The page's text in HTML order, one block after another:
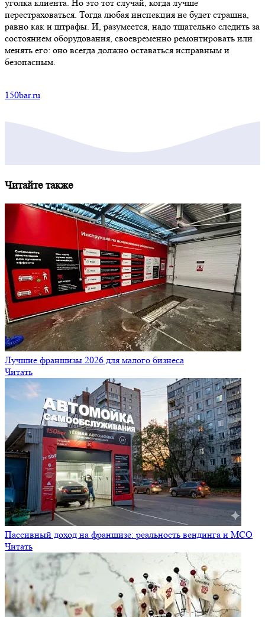
уголка клиента. Но это тот случай, когда лучше
перестраховаться. Тогда любая инспекция не будет страшна,
равно как и штрафы. И, разумеется, надо тщательно следить за
состоянием оборудования, своевременно ремонтировать или
менять его: оно всегда должно оставаться исправным и
безопасным.
150bar.ru
Читайте также
Лучшие франшизы 2026 для малого бизнеса
Читать
Пассивный доход на франшизе: реальность вендинга и МСО
Читать